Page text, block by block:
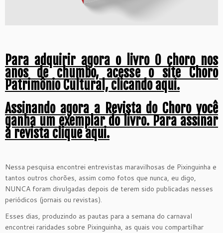
Para adquirir agora o livro O choro nos
anos de chumbo, acesse o site Choro
Patrimônio Cultural, clicando aqui.
Assinando agora a Revista do Choro você
ganha um exemplar do livro. Para assinar
a revista clique aqui.
Nessa pesquisa encontrei entrevistas maravilhosas de Pixinguinha e
tantos outros chorões, assim como fotos que nunca, eu digo,
NUNCA foram divulgadas depois de terem sido publicadas nesses
periódicos (jornais ou revistas).
Esses dias, produzindo as pautas para a semana do carnaval
encontrei raridades sobre Pixinguinha, as quais vou compartilhar